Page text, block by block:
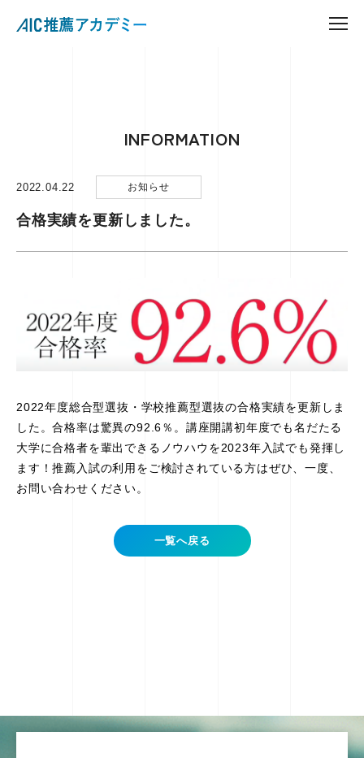
INFORMATION
2022.04.22 お知らせ
合格実績を更新しました。
2022年度総合型選抜・学校推薦型選抜の合格実績を更新しま
した。合格率は驚異の92.6％。講座開講初年度でも名だたる
大学に合格者を輩出できるノウハウを2023年入試でも発揮し
ます！推薦入試の利用をご検討されている方はぜひ、一度、
お問い合わせください。
一覧へ戻る